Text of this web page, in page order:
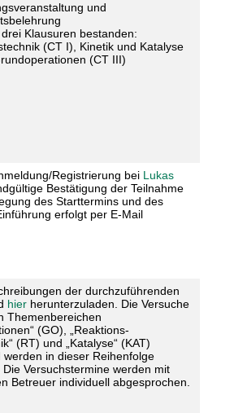
und
Klausuren bestanden:
(CT I), Kinetik und Katalyse
(CT III)
Registrierung bei Lukas
Bestätigung der Teilnahme
des Starttermins und des
erfolgt per E-Mail
der durchzuführenden
hierherunterzuladen. Die Versuche
Themenbereichen
(GO), „Reaktions-
(RT) und „Katalyse“ (KAT)
in dieser Reihenfolge
Versuchstermine werden mit
Betreuer individuell abgesprochen.